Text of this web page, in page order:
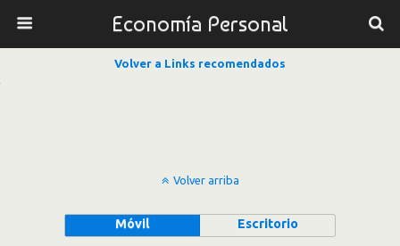
Economía Personal
Volver a Links recomendados
Volver arriba
Móvil Escritorio